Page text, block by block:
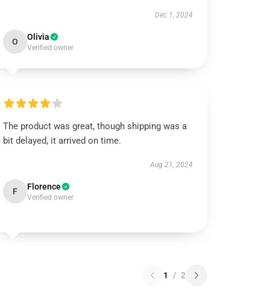
Dec 1, 2024
O Olivia
Verified owner
The product was great, though shipping was a
bit delayed, it arrived on time.
Aug 21, 2024
F Florence
Verified owner
1 / 2